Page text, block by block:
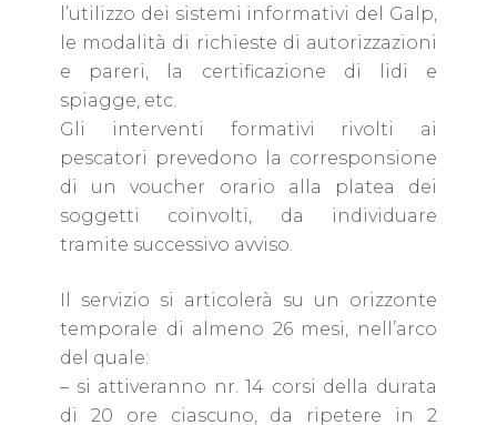
l’utilizzo dei sistemi informativi del Galp,
le modalità di richieste di autorizzazioni
e pareri, la certificazione di lidi e
spiagge, etc.
Gli interventi formativi rivolti ai
pescatori prevedono la corresponsione
di un voucher orario alla platea dei
soggetti coinvolti, da individuare
tramite successivo avviso.
Il servizio si articolerà su un orizzonte
temporale di almeno 26 mesi, nell’arco
del quale:
– si attiveranno nr. 14 corsi della durata
di 20 ore ciascuno, da ripetere in 2